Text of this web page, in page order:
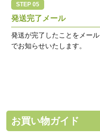
発送完了メール
発送が完了したことをメール
でお知らせいたします。
お買い物ガイド